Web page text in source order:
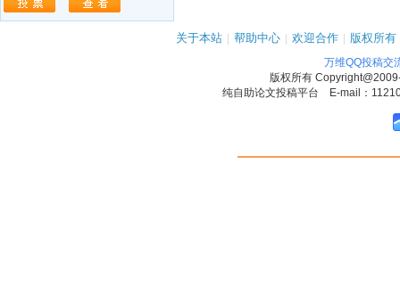
关于本站 | 帮助中心 | 欢迎合作 | 版权所有
万维QQ投稿交
版权所有
纯自助论文投稿平台 E-mail：